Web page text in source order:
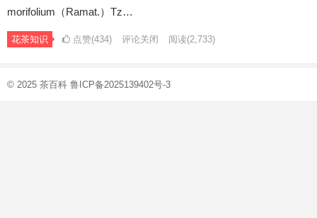
morifolium（Ramat.）Tz…
花茶知识 点赞(434) 评论关闭 阅读(2,733)
© 2025 茶百科 鲁ICP备2025139402号-3